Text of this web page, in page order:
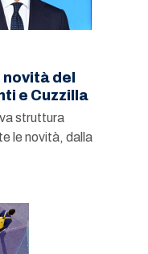
novità del
e Cuzzilla
struttura
le novità, dalla